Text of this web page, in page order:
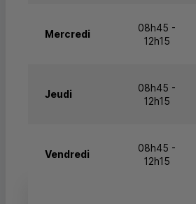
Mercredi
08h45 -
12h15
Jeudi
08h45 -
12h15
Vendredi
08h45 -
12h15